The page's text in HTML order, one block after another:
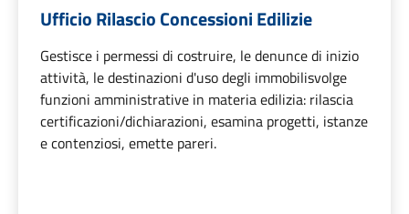
Ufficio Rilascio Concessioni Edilizie
Gestisce i permessi di costruire, le denunce di inizio
attività, le destinazioni d'uso degli immobilisvolge
funzioni amministrative in materia edilizia: rilascia
certificazioni/dichiarazioni, esamina progetti, istanze
e contenziosi, emette pareri.